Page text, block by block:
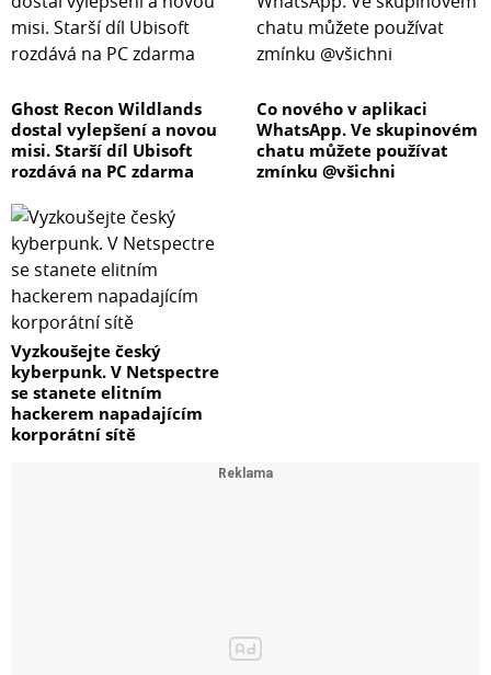
Ghost Recon Wildlands
dostal vylepšení a novou
misi. Starší díl Ubisoft
rozdává na PC zdarma
Co nového v aplikaci
WhatsApp. Ve skupinovém
chatu můžete používat
zmínku @všichni
Vyzkoušejte český
kyberpunk. V Netspectre
se stanete elitním
hackerem napadajícím
korporátní sítě